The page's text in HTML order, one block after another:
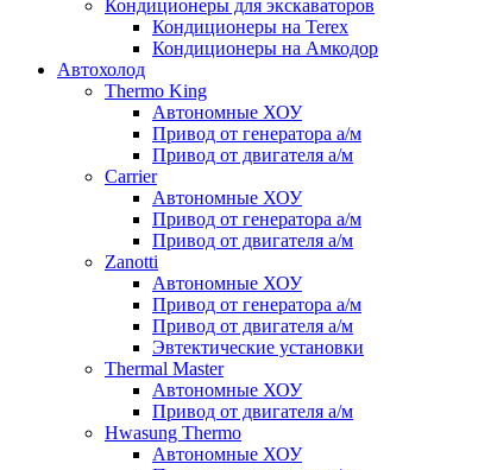
Кондиционеры для экскаваторов
Кондиционеры на Terex
Кондиционеры на Амкодор
Автохолод
Thermo King
Автономные ХОУ
Привод от генератора а/м
Привод от двигателя а/м
Carrier
Автономные ХОУ
Привод от генератора а/м
Привод от двигателя а/м
Zanotti
Автономные ХОУ
Привод от генератора а/м
Привод от двигателя а/м
Эвтектические установки
Thermal Master
Автономные ХОУ
Привод от двигателя а/м
Hwasung Thermo
Автономные ХОУ